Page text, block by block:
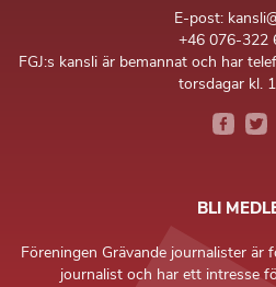
E-post:
+46 076-322
FGJ:s kansli är bemannat och har
torsdagar kl.
BLI
Föreningen Grävande journalister är
journalist och har ett intresse